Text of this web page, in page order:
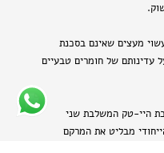
מעצים שאינם בסכנת
עדינותם של חומרים טבעיים
היי-טק המשלבת שני
מבליט את המרקם